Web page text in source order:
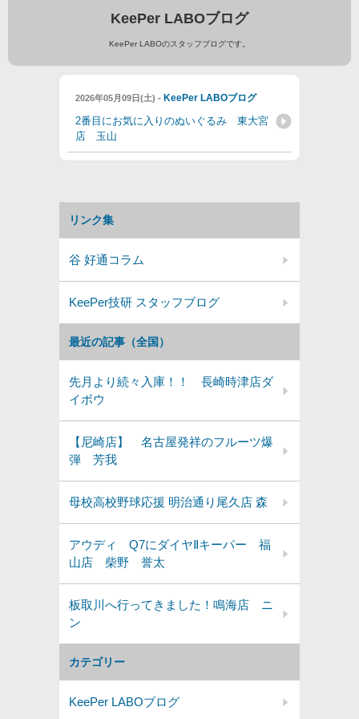
KeePer LABOブログ
KeePer LABOのスタッフブログです。
2026年05月09日(土) - KeePer LABOブログ
2番目にお気に入りのぬいぐるみ 東大宮
店 玉山
カテゴリー
KeePer LABOブログ
最近の記事（全国）
先月より続々入庫！！ 長崎時津店ダ
イボウ
【尼崎店】 名古屋発祥のフルーツ爆
弾 芳我
母校高校野球応援 明治通り尾久店 森
アウディ Q7にダイヤⅡキーパー 福
山店 柴野 誉太
板取川へ行ってきました！鳴海店 ニ
ン
リンク集
谷 好通コラム
KeePer技研 スタッフブログ